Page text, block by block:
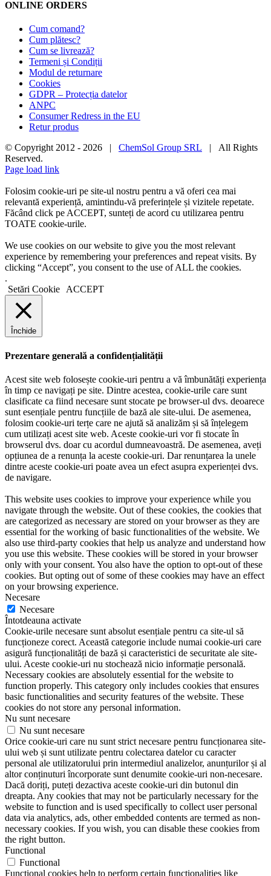
ONLINE ORDERS
Cum comand?
Cum plătesc?
Cum se livrează?
Termeni și Condiții
Modul de returnare
Cookies
GDPR – Protecția datelor
ANPC
Consumer Redress in the EU
Retur produs
© Copyright 2012 - 2026 | ChemSol Group SRL | All Rights
Reserved.
Page load link
Folosim cookie-uri pe site-ul nostru pentru a vă oferi cea mai
relevantă experiență, amintindu-vă preferințele și vizitele repetate.
Făcând click pe ACCEPT, sunteți de acord cu utilizarea pentru
TOATE cookie-urile.
We use cookies on our website to give you the most relevant
experience by remembering your preferences and repeat visits. By
clicking “Accept”, you consent to the use of ALL the cookies.
.
Setări Cookie
ACCEPT
Închide
Prezentare generală a confidențialității
Acest site web folosește cookie-uri pentru a vă îmbunătăți experiența
în timp ce navigați pe site. Dintre acestea, cookie-urile care sunt
clasificate ca fiind necesare sunt stocate pe browser-ul dvs. deoarece
sunt esențiale pentru funcțiile de bază ale site-ului. De asemenea,
folosim cookie-uri terțe care ne ajută să analizăm și să înțelegem
cum utilizați acest site web. Aceste cookie-uri vor fi stocate în
browserul dvs. doar cu acordul dumneavoastră. De asemenea, aveți
opțiunea de a renunța la aceste cookie-uri. Dar renunțarea la unele
dintre aceste cookie-uri poate avea un efect asupra experienței dvs.
de navigare.
This website uses cookies to improve your experience while you
navigate through the website. Out of these cookies, the cookies that
are categorized as necessary are stored on your browser as they are
essential for the working of basic functionalities of the website. We
also use third-party cookies that help us analyze and understand how
you use this website. These cookies will be stored in your browser
only with your consent. You also have the option to opt-out of these
cookies. But opting out of some of these cookies may have an effect
on your browsing experience.
Necesare
Necesare
Întotdeauna activate
Cookie-urile necesare sunt absolut esențiale pentru ca site-ul să
funcționeze corect. Această categorie include numai cookie-uri care
asigură funcționalități de bază și caracteristici de securitate ale site-
ului. Aceste cookie-uri nu stochează nicio informație personală.
Necessary cookies are absolutely essential for the website to
function properly. This category only includes cookies that ensures
basic functionalities and security features of the website. These
cookies do not store any personal information.
Nu sunt necesare
Nu sunt necesare
Orice cookie-uri care nu sunt strict necesare pentru funcționarea site-
ului web și sunt utilizate pentru colectarea datelor cu caracter
personal ale utilizatorului prin intermediul analizelor, anunțurilor și al
altor conținuturi încorporate sunt denumite cookie-uri non-necesare.
Dacă doriți, puteți dezactiva aceste cookie-uri din butonul din
dreapta. Any cookies that may not be particularly necessary for the
website to function and is used specifically to collect user personal
data via analytics, ads, other embedded contents are termed as non-
necessary cookies. If you wish, you can disable these cookies from
the right button.
Functional
Functional
Functional cookies help to perform certain functionalities like